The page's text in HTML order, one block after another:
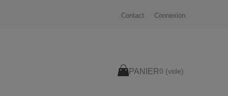
Connexion
Contact
PANIER0 (vide)